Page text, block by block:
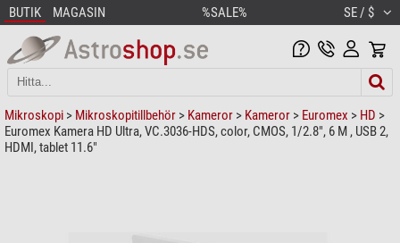
BUTIK MAGASIN %SALE% SE / $
Mikroskopi > Mikroskopitillbehör > Kameror > Kameror > Euromex > HD >
Euromex Kamera HD Ultra, VC.3036-HDS, color, CMOS, 1/2.8", 6 M , USB 2,
HDMI, tablet 11.6"